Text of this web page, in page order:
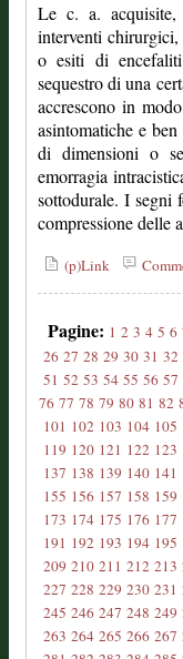
Le c. a. acquisite,
interventi
o esiti di
sequestro di una
accrescono in
asintomatiche e
di dimensioni o
emorragia
sottodurale. I segni
compressione delle
(p)Link
Pagine: 1 2 3 4 5 6
26 27 28 29 30 31 32
51 52 53 54 55 56 57
76 77 78 79 80 81 82
101 102 103 104 105
119 120 121 122 123
137 138 139 140 141
155 156 157 158 159
173 174 175 176 177
191 192 193 194 195
209 210 211 212 213
227 228 229 230 231
245 246 247 248 249
263 264 265 266 267